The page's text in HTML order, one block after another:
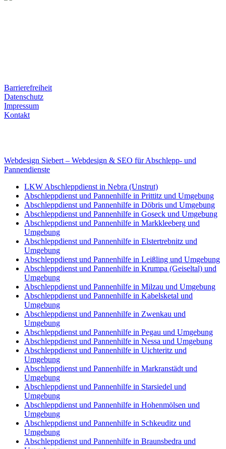
Barrierefreiheit
Datenschutz
Impressum
Kontakt
Webdesign Siebert – Webdesign & SEO für Abschlepp- und
Pannendienste
LKW Abschleppdienst in Nebra (Unstrut)
Abschleppdienst und Pannenhilfe in Prittitz und Umgebung
Abschleppdienst und Pannenhilfe in Döbris und Umgebung
Abschleppdienst und Pannenhilfe in Goseck und Umgebung
Abschleppdienst und Pannenhilfe in Markkleeberg und
Umgebung
Abschleppdienst und Pannenhilfe in Elstertrebnitz und
Umgebung
Abschleppdienst und Pannenhilfe in Leißling und Umgebung
Abschleppdienst und Pannenhilfe in Krumpa (Geiseltal) und
Umgebung
Abschleppdienst und Pannenhilfe in Milzau und Umgebung
Abschleppdienst und Pannenhilfe in Kabelsketal und
Umgebung
Abschleppdienst und Pannenhilfe in Zwenkau und
Umgebung
Abschleppdienst und Pannenhilfe in Pegau und Umgebung
Abschleppdienst und Pannenhilfe in Nessa und Umgebung
Abschleppdienst und Pannenhilfe in Uichteritz und
Umgebung
Abschleppdienst und Pannenhilfe in Markranstädt und
Umgebung
Abschleppdienst und Pannenhilfe in Starsiedel und
Umgebung
Abschleppdienst und Pannenhilfe in Hohenmölsen und
Umgebung
Abschleppdienst und Pannenhilfe in Schkeuditz und
Umgebung
Abschleppdienst und Pannenhilfe in Braunsbedra und